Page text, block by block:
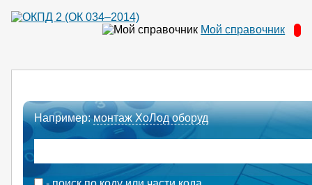
Мой справочник
Например:монтаж ХоЛод оборуд